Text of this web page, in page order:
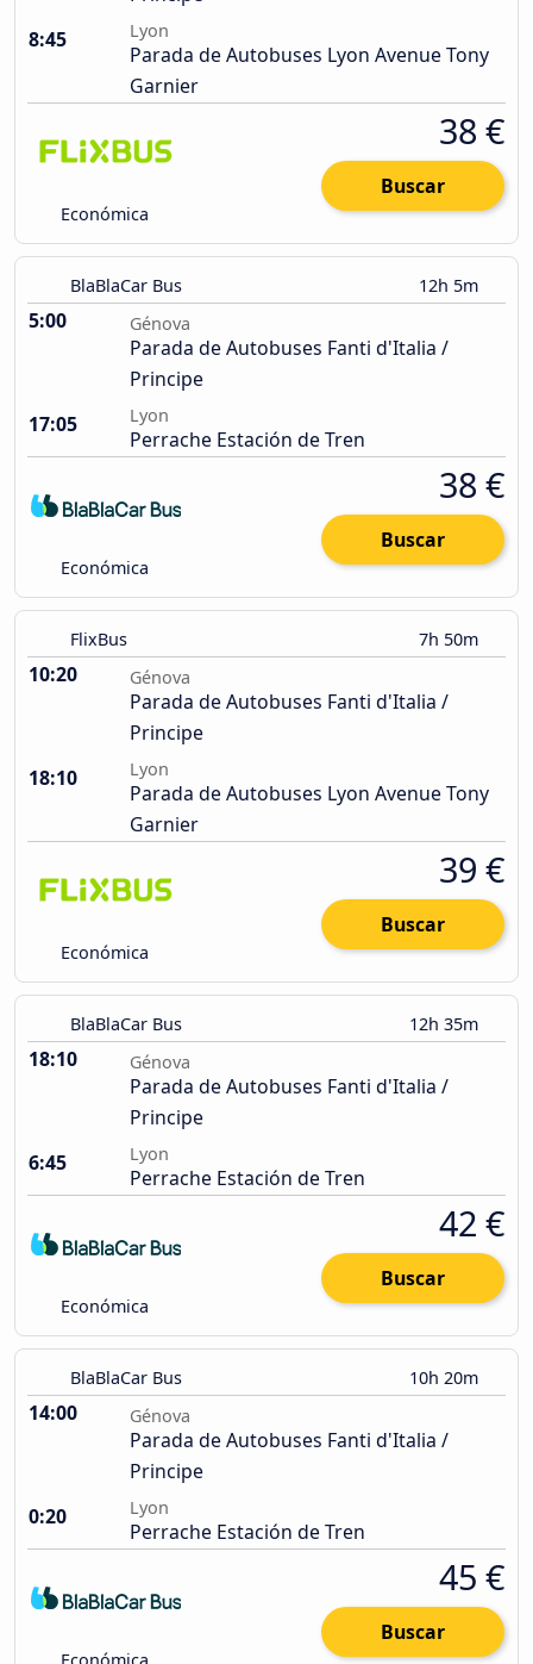
8:45
Lyon
Parada de Autobuses Lyon Avenue Tony
Garnier
Económica
38 €
Buscar
BlaBlaCar Bus 12h 5m
5:00 Génova
Parada de Autobuses Fanti d'Italia /
Principe
17:05
Lyon
Perrache Estación de Tren
Económica
38 €
Buscar
FlixBus 7h 50m
10:20 Génova
Parada de Autobuses Fanti d'Italia /
Principe
18:10
Lyon
Parada de Autobuses Lyon Avenue Tony
Garnier
Económica
39 €
Buscar
BlaBlaCar Bus 12h 35m
18:10 Génova
Parada de Autobuses Fanti d'Italia /
Principe
6:45
Lyon
Perrache Estación de Tren
Económica
42 €
Buscar
BlaBlaCar Bus 10h 20m
14:00 Génova
Parada de Autobuses Fanti d'Italia /
Principe
0:20
Lyon
Perrache Estación de Tren
45 €
Buscar